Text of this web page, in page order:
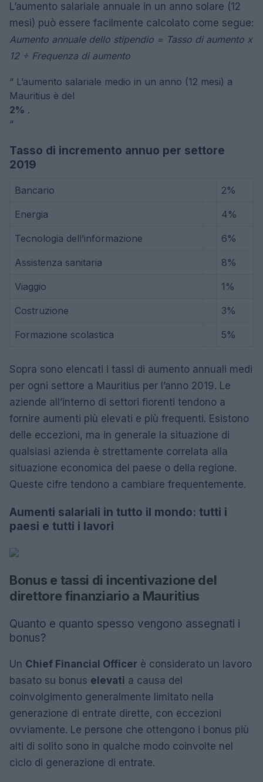
L’aumento salariale annuale in un anno solare (12
mesi) può essere facilmente calcolato come segue:
Aumento annuale dello stipendio = Tasso di aumento x
12 ÷ Frequenza di aumento
“ L’aumento salariale medio in un anno (12 mesi) a
Mauritius è del
2% .
“
Tasso di incremento annuo per settore
2019
Bancario 2%
Energia 4%
Tecnologia dell’informazione 6%
Assistenza sanitaria 8%
Viaggio 1%
Costruzione 3%
Formazione scolastica 5%
Sopra sono elencati i tassi di aumento annuali medi
per ogni settore a Mauritius per l’anno 2019. Le
aziende all’interno di settori fiorenti tendono a
fornire aumenti più elevati e più frequenti. Esistono
delle eccezioni, ma in generale la situazione di
qualsiasi azienda è strettamente correlata alla
situazione economica del paese o della regione.
Queste cifre tendono a cambiare frequentemente.
Aumenti salariali in tutto il mondo: tutti i
paesi e tutti i lavori
Bonus e tassi di incentivazione del
direttore finanziario a Mauritius
Quanto e quanto spesso vengono assegnati i
bonus?
Un Chief Financial Officer è considerato un lavoro
basato su bonus elevati a causa del
coinvolgimento generalmente limitato nella
generazione di entrate dirette, con eccezioni
ovviamente. Le persone che ottengono i bonus più
alti di solito sono in qualche modo coinvolte nel
ciclo di generazione di entrate.